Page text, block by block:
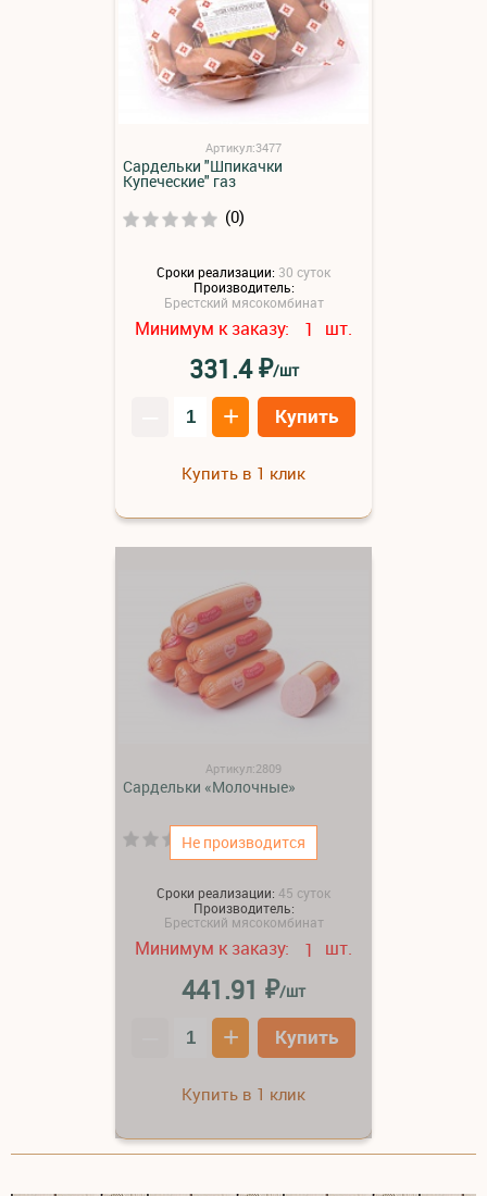
Артикул:3477
Сардельки "Шпикачки
Купеческие" газ
(0)
Сроки реализации: 30 суток
Производитель:
Брестский мясокомбинат
Минимум к заказу: 1 шт.
331.4₽/шт
+ Купить
Купить в 1 клик
Не производится
Артикул:2809
Сардельки «Молочные»
(0)
Сроки реализации: 45 суток
Производитель:
Брестский мясокомбинат
Минимум к заказу: 1 шт.
441.91 ₽/шт
+ Купить
Купить в 1 клик